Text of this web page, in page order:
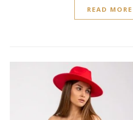
READ MORE